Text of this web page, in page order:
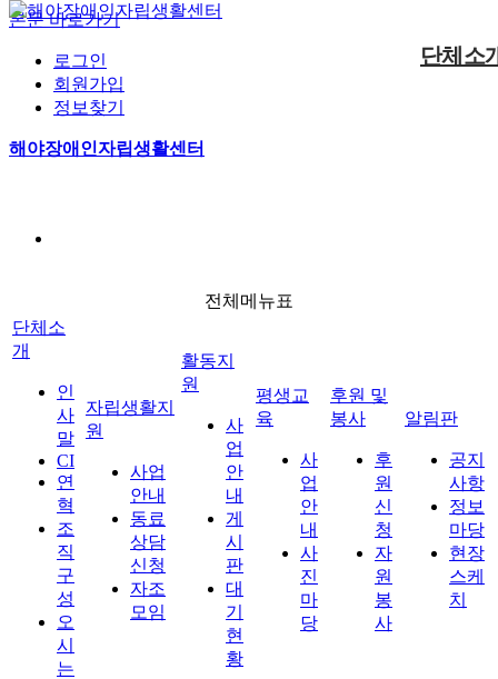
본문 바로가기
로그인
회원가입
정보찾기
해야장애인자립생활센터
단체소
사업안내
후원신청
전체메뉴표
단체소
개
인
사
말
CI
연
혁
조
직
구
성
오
시
는
자립생활지
원
사업
안내
동료
상담
신청
자조
모임
활동지
원
사
업
안
내
게
시
판
대
기
현
황
평생교
육
사
업
안
내
사
진
마
당
후원 및
봉사
후
원
신
청
자
원
봉
사
알림판
공지
사항
정보
마당
현장
스케
치